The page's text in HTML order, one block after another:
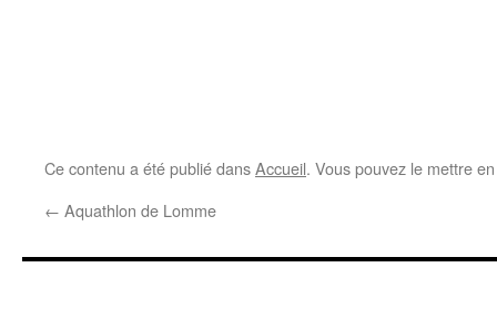
Ce contenu a été publié dansAccueil. Vous pouvez le mettre
← Aquathlon de Lomme